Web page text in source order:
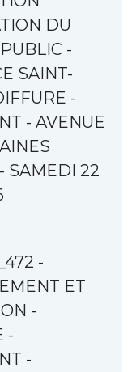
DU
-
SAINT-
-
- AVENUE
SAMEDI 22
-
ET
-
-
-